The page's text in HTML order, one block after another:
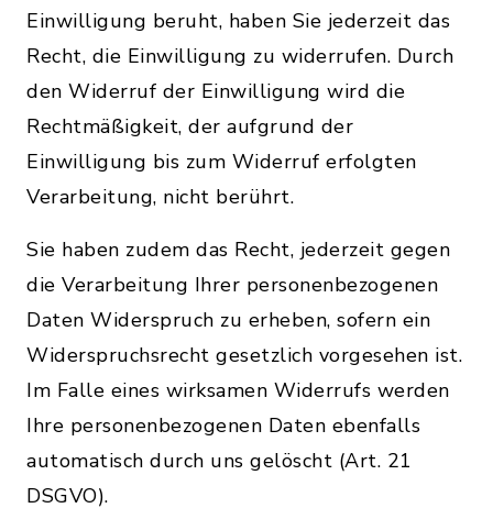
Einwilligung beruht, haben Sie jederzeit das
Recht, die Einwilligung zu widerrufen. Durch
den Widerruf der Einwilligung wird die
Rechtmäßigkeit, der aufgrund der
Einwilligung bis zum Widerruf erfolgten
Verarbeitung, nicht berührt.
Sie haben zudem das Recht, jederzeit gegen
die Verarbeitung Ihrer personenbezogenen
Daten Widerspruch zu erheben, sofern ein
Widerspruchsrecht gesetzlich vorgesehen ist.
Im Falle eines wirksamen Widerrufs werden
Ihre personenbezogenen Daten ebenfalls
automatisch durch uns gelöscht (Art. 21
DSGVO).